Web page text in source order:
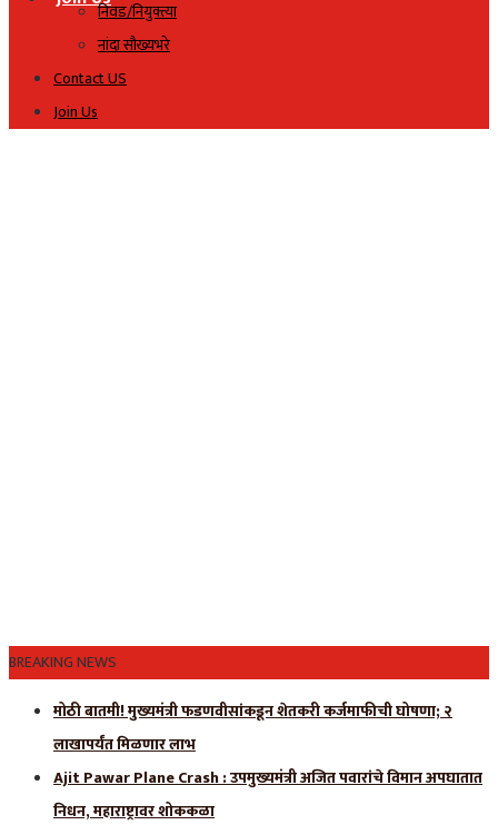
निवड/नियुक्त्या
नांदा सौख्यभरे
Contact US
Join Us
BREAKING NEWS
मोठी बातमी! मुख्यमंत्री फडणवीसांकडून शेतकरी कर्जमाफीची घोषणा; २
लाखापर्यंत मिळणार लाभ
Ajit Pawar Plane Crash : उपमुख्यमंत्री अजित पवारांचे विमान अपघातात
निधन, महाराष्ट्रावर शोककळा